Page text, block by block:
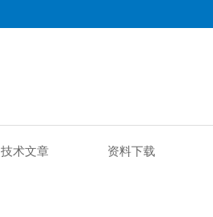
技术文章 资料下载